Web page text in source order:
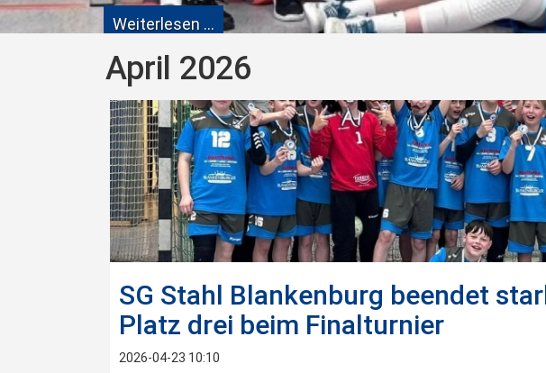
April 2026
SG Stahl Blankenburg beendet
Platz drei beim Finalturnier
2026-04-23 10:10